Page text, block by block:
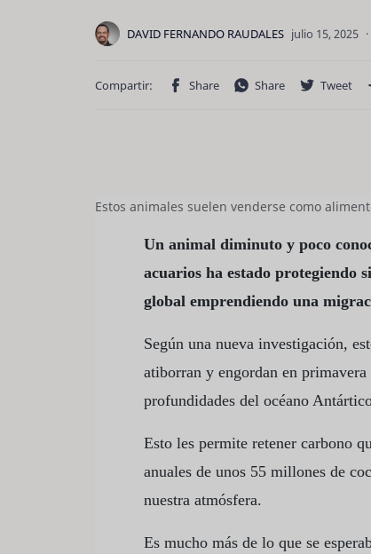
Estos animales suelen venderse como
Un animal diminuto y poco
acuarios ha estado protegiendo
global emprendiendo una
Según una nueva investigación,
atiborran y engordan en
profundidades del océano
Esto les permite retener carbono
anuales de unos 55 millones de
nuestra atmósfera.
Es mucho más de lo que se